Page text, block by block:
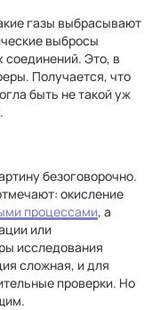
газы выбрасывают
выбросы
Это, в
Получается, что
быть не такой уж
безоговорочно.
окисление
процессами, а
или
исследования
сложная, и для
проверки. Но